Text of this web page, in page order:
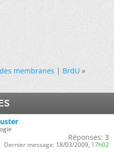
membranes|BrdU »
Réponses: 3
Dernier message: 18/03/2009, 17h02